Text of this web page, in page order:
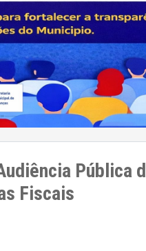
Pública
Fiscais